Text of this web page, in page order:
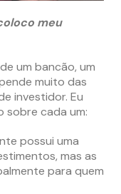
meu
um bancão, um
muito das
investidor. Eu
sobre cada um:
possui uma
mas as
para quem